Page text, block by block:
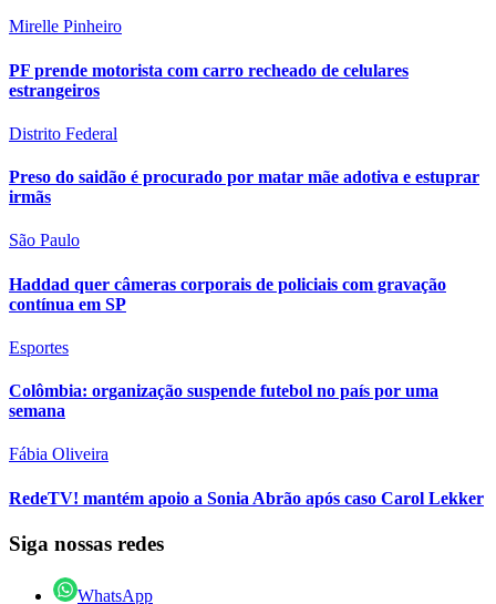
Mirelle Pinheiro
PF prende motorista com carro recheado de celulares
estrangeiros
Distrito Federal
Preso do saidão é procurado por matar mãe adotiva e estuprar
irmãs
São Paulo
Haddad quer câmeras corporais de policiais com gravação
contínua em SP
Esportes
Colômbia: organização suspende futebol no país por uma
semana
Fábia Oliveira
RedeTV! mantém apoio a Sonia Abrão após caso Carol Lekker
Siga nossas redes
WhatsApp